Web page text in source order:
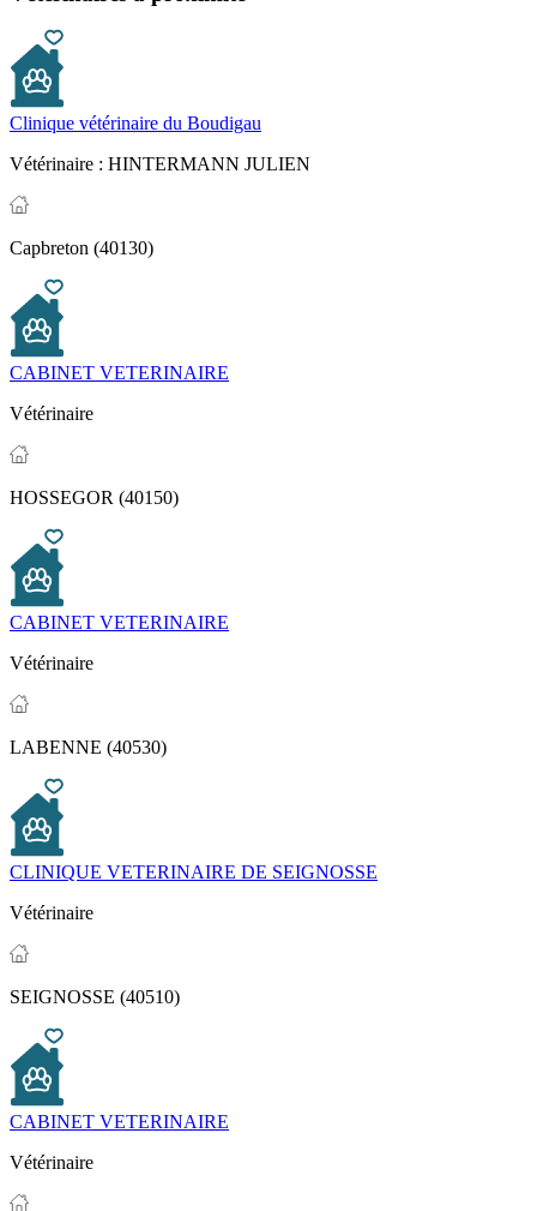
Clinique vétérinaire du Boudigau
Vétérinaire : HINTERMANN JULIEN
Capbreton (40130)
CABINET VETERINAIRE
Vétérinaire
HOSSEGOR (40150)
CABINET VETERINAIRE
Vétérinaire
LABENNE (40530)
CLINIQUE VETERINAIRE DE SEIGNOSSE
Vétérinaire
SEIGNOSSE (40510)
CABINET VETERINAIRE
Vétérinaire